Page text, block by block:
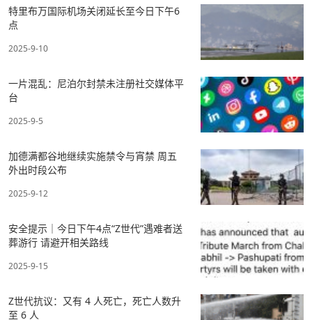
特里布万国际机场关闭延长至今日下午6
点
2025-9-10
一片混乱：尼泊尔封禁未注册社交媒体平
台
2025-9-5
加德满都谷地继续实施禁令与宵禁 周五
外出时段公布
2025-9-12
安全提示｜今日下午4点“Z世代”遇难者送
葬游行 请避开相关路线
2025-9-15
Z世代抗议：又有 4 人死亡，死亡人数升
至 6 人